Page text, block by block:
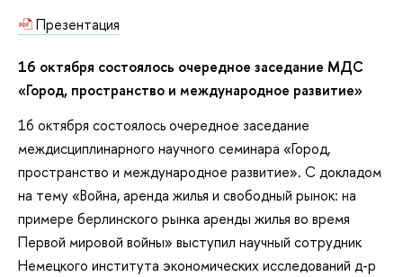
Презентация
16 октября состоялось очередное заседание МДС
«Город, пространство и международное развитие»
16 октября состоялось очередное заседание
междисциплинарного научного семинара «Город,
пространство и международное развитие». С докладом
на тему «Война, аренда жилья и свободный рынок: на
примере берлинского рынка аренды жилья во время
Первой мировой войны» выступил научный сотрудник
Немецкого института экономических исследований д-р